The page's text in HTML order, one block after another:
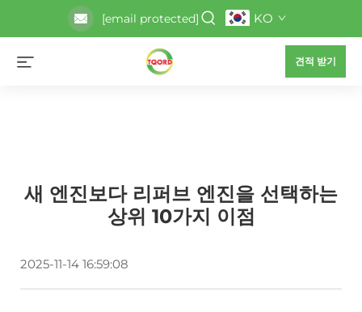
[email protected] KO
견적 받기
새 엔진보다 리퍼브 엔진을 선택하는
상위 10가지 이점
2025-11-14 16:59:08